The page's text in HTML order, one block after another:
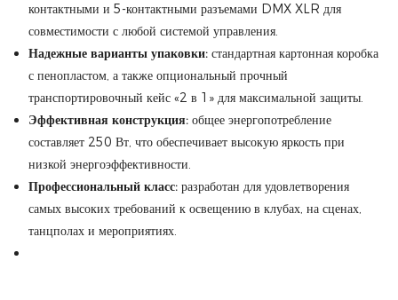
контактными и 5-контактными разъемами DMX XLR для
совместимости с любой системой управления.
Надежные варианты упаковки:стандартная картонная коробка
с пенопластом, а также опциональный прочный
транспортировочный кейс «2 в 1» для максимальной защиты.
Эффективная конструкция:общее энергопотребление
составляет 250 Вт, что обеспечивает высокую яркость при
низкой энергоэффективности.
Профессиональный класс:разработан для удовлетворения
самых высоких требований к освещению в клубах, на сценах,
танцполах и мероприятиях.